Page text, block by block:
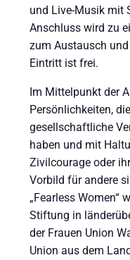
und Live-Musik mit
Anschluss wird zu
zum Austausch
Eintritt ist frei.
Im Mittelpunkt der
Persönlichkeiten,
gesellschaftliche
haben und mit
Zivilcourage oder
Vorbild für andere
„Fearless Women“
Stiftung in
der Frauen Union
Union aus dem